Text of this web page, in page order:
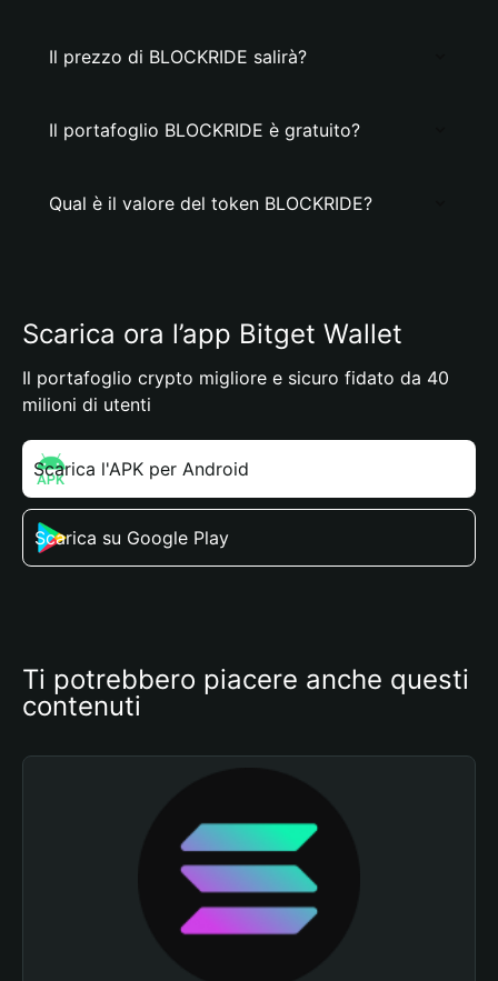
Il prezzo di BLOCKRIDE salirà?
Il portafoglio BLOCKRIDE è gratuito?
Qual è il valore del token BLOCKRIDE?
Scarica ora l’app Bitget Wallet
Il portafoglio crypto migliore e sicuro fidato da 40
milioni di utenti
Scarica l'APK per Android
Scarica su Google Play
Ti potrebbero piacere anche questi
contenuti